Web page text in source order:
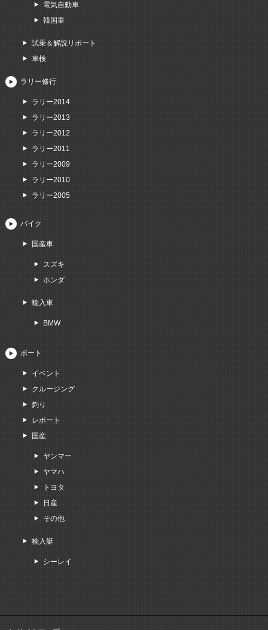
電気自動車
韓国車
試乗＆解説リポート
車検
ラリー修行
ラリー2014
ラリー2013
ラリー2012
ラリー2011
ラリー2009
ラリー2010
ラリー2005
バイク
国産車
スズキ
ホンダ
輸入車
BMW
ボート
イベント
クルージング
釣り
レポート
国産
ヤンマー
ヤマハ
トヨタ
日産
その他
輸入艇
シーレイ